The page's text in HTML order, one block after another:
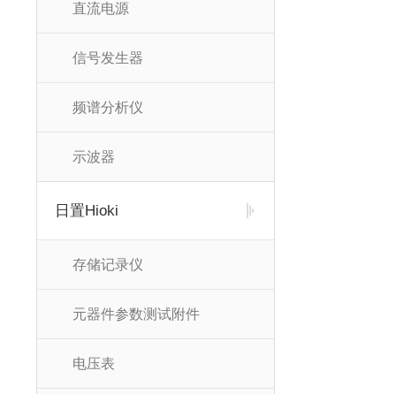
直流电源
信号发生器
频谱分析仪
示波器
日置Hioki
存储记录仪
元器件参数测试附件
电压表